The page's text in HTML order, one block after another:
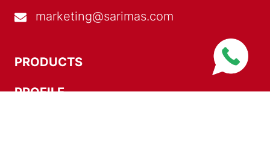
marketing@sarimas.com
PRODUCTS
PROFILE